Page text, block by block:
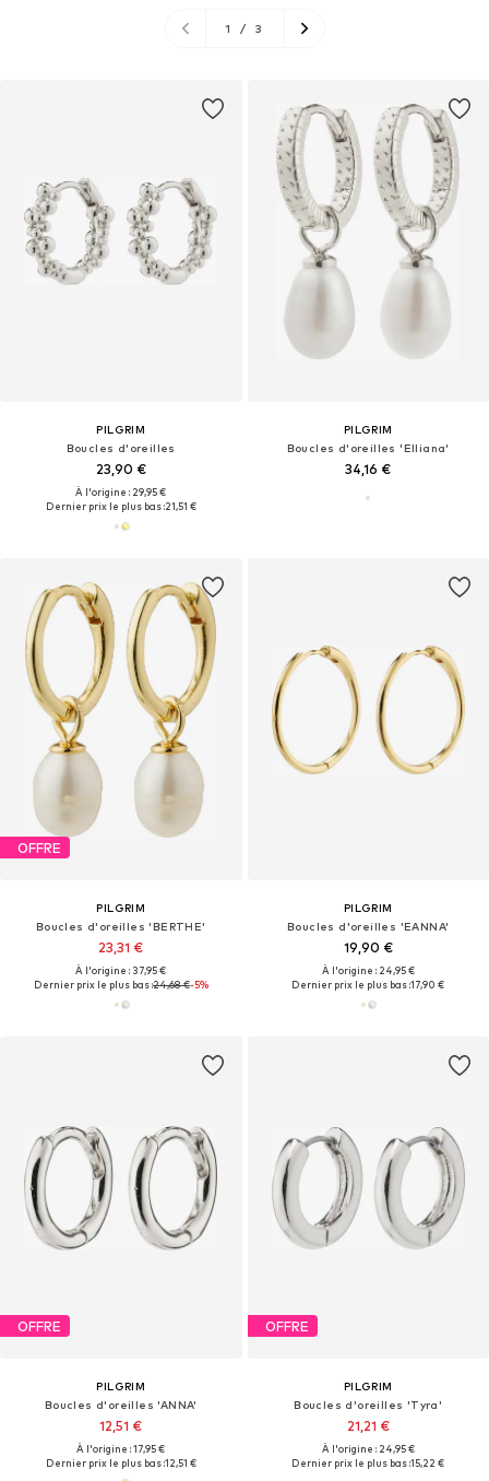
1 / 3
PILGRIM
Boucles d'oreilles
23,90 €
À l'origine : 29,95 €
Dernier prix le plus bas :21,51 €
PILGRIM
Boucles d'oreilles 'Elliana'
34,16 €
OFFRE
PILGRIM
Boucles d'oreilles 'BERTHE'
23,31 €
À l'origine : 37,95 €
Dernier prix le plus bas :24,68 €-5%
PILGRIM
Boucles d'oreilles 'EANNA'
19,90 €
À l'origine : 24,95 €
Dernier prix le plus bas :17,90 €
OFFRE
PILGRIM
Boucles d'oreilles 'ANNA'
12,51 €
À l'origine : 17,95 €
Dernier prix le plus bas :12,51 €
OFFRE
PILGRIM
Boucles d'oreilles 'Tyra'
21,21 €
À l'origine : 24,95 €
Dernier prix le plus bas :15,22 €